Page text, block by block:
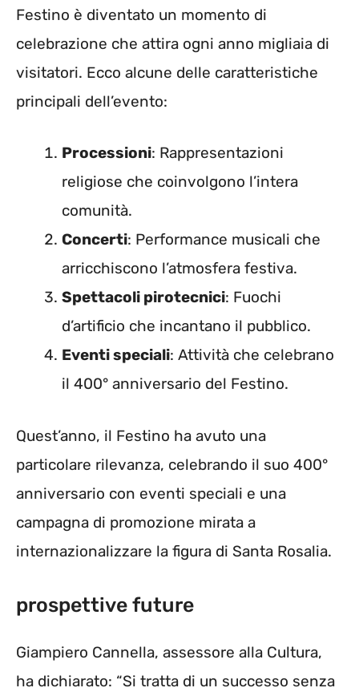
Festino è diventato un momento di
celebrazione che attira ogni anno migliaia di
visitatori. Ecco alcune delle caratteristiche
principali dell’evento:
Processioni: Rappresentazioni
religiose che coinvolgono l’intera
comunità.
Concerti: Performance musicali che
arricchiscono l’atmosfera festiva.
Spettacoli pirotecnici: Fuochi
d’artificio che incantano il pubblico.
Eventi speciali: Attività che celebrano
il 400° anniversario del Festino.
Quest’anno, il Festino ha avuto una
particolare rilevanza, celebrando il suo 400°
anniversario con eventi speciali e una
campagna di promozione mirata a
internazionalizzare la figura di Santa Rosalia.
prospettive future
Giampiero Cannella, assessore alla Cultura,
ha dichiarato: “Si tratta di un successo senza